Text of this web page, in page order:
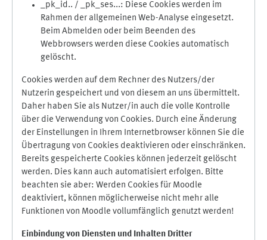
_pk_id.. / _pk_ses...: Diese Cookies werden im
Rahmen der allgemeinen Web-Analyse eingesetzt.
Beim Abmelden oder beim Beenden des
Webbrowsers werden diese Cookies automatisch
gelöscht.
Cookies werden auf dem Rechner des Nutzers/der
Nutzerin gespeichert und von diesem an uns übermittelt.
Daher haben Sie als Nutzer/in auch die volle Kontrolle
über die Verwendung von Cookies. Durch eine Änderung
der Einstellungen in Ihrem Internetbrowser können Sie die
Übertragung von Cookies deaktivieren oder einschränken.
Bereits gespeicherte Cookies können jederzeit gelöscht
werden. Dies kann auch automatisiert erfolgen. Bitte
beachten sie aber: Werden Cookies für Moodle
deaktiviert, können möglicherweise nicht mehr alle
Funktionen von Moodle vollumfänglich genutzt werden!
Einbindung von Diensten und Inhalten Dritter